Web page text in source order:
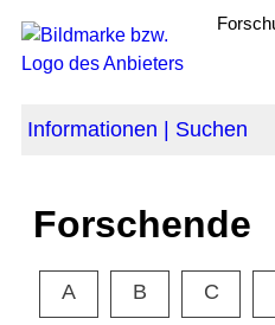
Informationen | Suchen
Forschende
A B C